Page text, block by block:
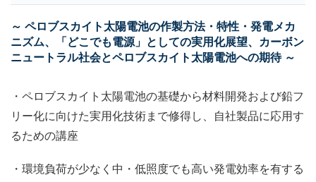
～ ペロブスカイト太陽電池の作製方法・特性・発電メカ
ニズム、「どこでも電源」としての実用化展望、カーボン
ニュートラル社会とペロブスカイト太陽電池への期待 ～
・ペロブスカイト太陽電池の基礎から材料開発および鉛フ
リー化に向けた実用化技術まで修得し、自社製品に応用す
るための講座
・環境負荷が少なく中・低照度でも高い発電効率を有する